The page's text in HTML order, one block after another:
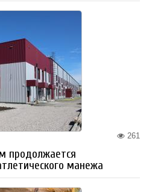
261
продолжается
манежа